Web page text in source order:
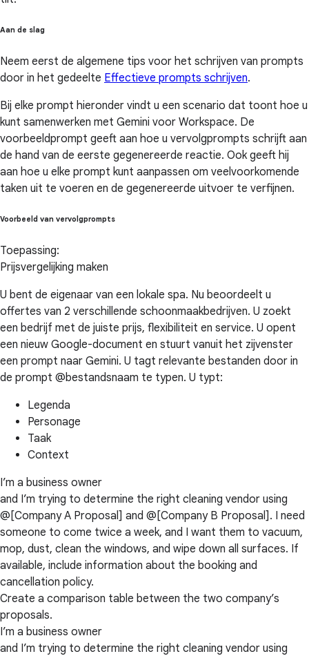
Aan de slag
Neem eerst de algemene tips voor het schrijven van prompts
door in het gedeelte Effectieve prompts schrijven.
Bij elke prompt hieronder vindt u een scenario dat toont hoe u
kunt samenwerken met Gemini voor Workspace. De
voorbeeldprompt geeft aan hoe u vervolgprompts schrijft aan
de hand van de eerste gegenereerde reactie. Ook geeft hij
aan hoe u elke prompt kunt aanpassen om veelvoorkomende
taken uit te voeren en de gegenereerde uitvoer te verfijnen.
Voorbeeld van vervolgprompts
Toepassing:
Prijsvergelijking maken
U bent de eigenaar van een lokale spa. Nu beoordeelt u
offertes van 2 verschillende schoonmaakbedrijven. U zoekt
een bedrijf met de juiste prijs, flexibiliteit en service. U opent
een nieuw Google-document en stuurt vanuit het zijvenster
een prompt naar Gemini. U tagt relevante bestanden door in
de prompt @bestandsnaam te typen. U typt:
Legenda
Personage
Taak
Context
I’m a business owner
and I’m trying to determine the right cleaning vendor using
@[Company A Proposal] and @[Company B Proposal]. I need
someone to come twice a week, and I want them to vacuum,
mop, dust, clean the windows, and wipe down all surfaces. If
available, include information about the booking and
cancellation policy.
Create a comparison table between the two company’s
proposals.
I’m a business owner
and I’m trying to determine the right cleaning vendor using